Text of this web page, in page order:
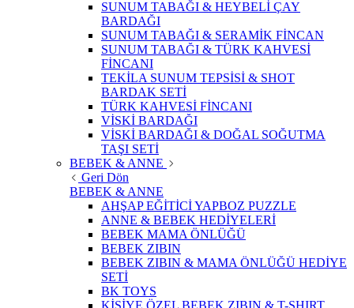
SUNUM TABAĞI & HEYBELİ ÇAY
BARDAĞI
SUNUM TABAĞI & SERAMİK FİNCAN
SUNUM TABAĞI & TÜRK KAHVESİ
FİNCANI
TEKİLA SUNUM TEPSİSİ & SHOT
BARDAK SETİ
TÜRK KAHVESİ FİNCANI
VİSKİ BARDAĞI
VİSKİ BARDAĞI & DOĞAL SOĞUTMA
TAŞI SETİ
BEBEK & ANNE
Geri Dön
BEBEK & ANNE
AHŞAP EĞİTİCİ YAPBOZ PUZZLE
ANNE & BEBEK HEDİYELERİ
BEBEK MAMA ÖNLÜĞÜ
BEBEK ZIBIN
BEBEK ZIBIN & MAMA ÖNLÜĞÜ HEDİYE
SETİ
BK TOYS